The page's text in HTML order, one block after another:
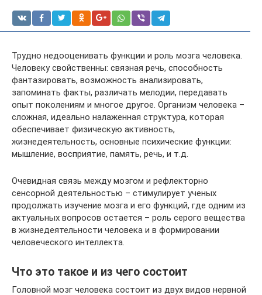
Трудно недооценивать функции и роль мозга человека.
Человеку свойственны: связная речь, способность
фантазировать, возможность анализировать,
запоминать факты, различать мелодии, передавать
опыт поколениям и многое другое. Организм человека –
сложная, идеально налаженная структура, которая
обеспечивает физическую активность,
жизнедеятельность, основные психические функции:
мышление, восприятие, память, речь, и т.д.
Очевидная связь между мозгом и рефлекторно
сенсорной деятельностью – стимулирует ученых
продолжать изучение мозга и его функций, где одним из
актуальных вопросов остается – роль серого вещества
в жизнедеятельности человека и в формировании
человеческого интеллекта.
Что это такое и из чего состоит
Головной мозг человека состоит из двух видов нервной